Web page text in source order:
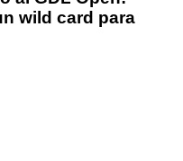
wild card para